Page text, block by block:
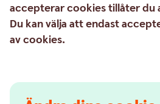
accepterar cookies tillåter du
Du kan välja att endast
av cookies.